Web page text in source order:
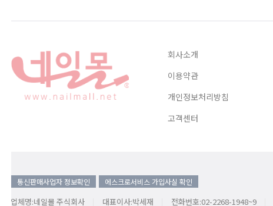
회사소개
이용약관
개인정보처리방침
고객센터
통신판매사업자 정보확인 에스크로서비스 가입사실 확인
업체명:네일몰 주식회사 대표이사:박세재 전화번호:02-2268-1948~9